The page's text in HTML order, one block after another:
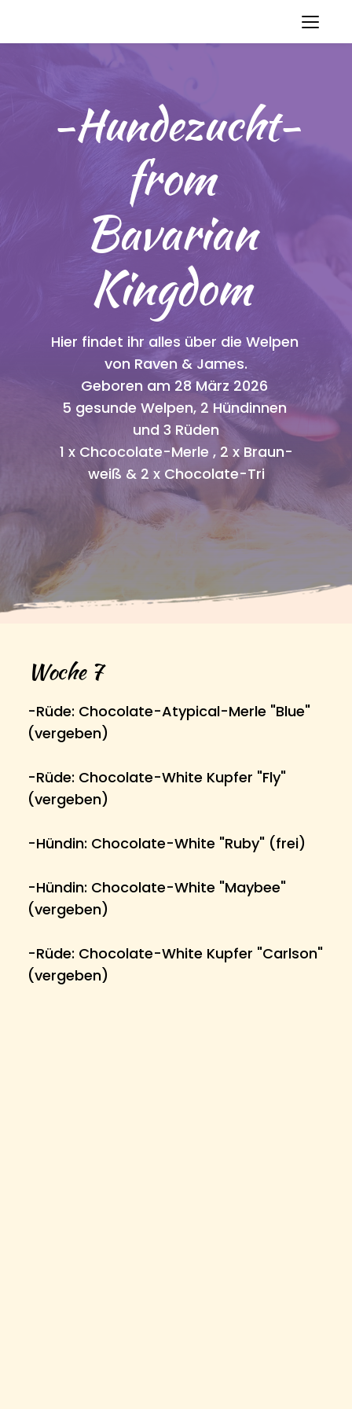
-Hundezucht-
from
Bavarian
Kingdom
Hier findet ihr alles über die Welpen
von Raven & James.
Geboren am 28 März 2026
5 gesunde Welpen, 2 Hündinnen
und 3 Rüden
1 x Chcocolate-Merle , 2 x Braun-
weiß & 2 x Chocolate-Tri
Woche 7
-Rüde: Chocolate-Atypical-Merle "Blue"
(vergeben)
-Rüde: Chocolate-White Kupfer "Fly"
(vergeben)
-Hündin: Chocolate-White "Ruby" (frei)
-Hündin: Chocolate-White "Maybee"
(vergeben)
-Rüde: Chocolate-White Kupfer "Carlson"
(vergeben)